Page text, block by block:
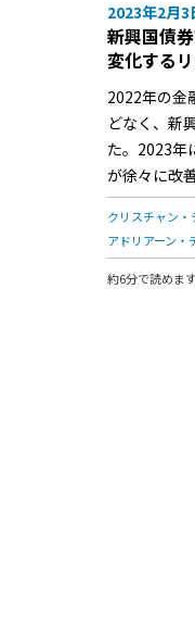
2023年2月3
新興国債
変化する
2022年の金
どなく、新
た。2023年
が徐々に改
クリスチャン・
アドリアーン・
約6分で読めます